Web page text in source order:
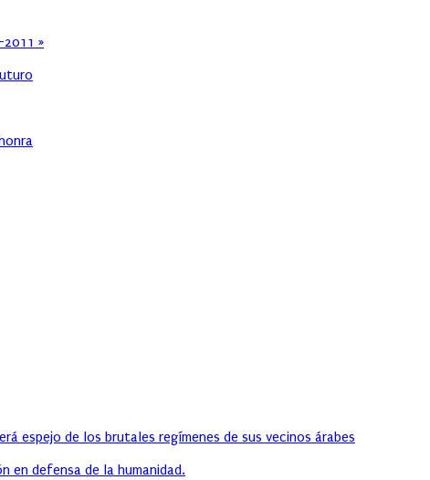
»
espejo de los brutales regímenes de sus vecinos árabes
en defensa de la humanidad.